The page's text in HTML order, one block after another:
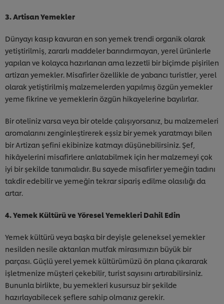
3. Artisan Yemekler
Dünyayı kasıp kavuran en son yemek trendi organik olarak
yetiştirilmiş, zararlı maddeler barındırmayan, yerel ürünlerle
yapılan ve kolayca hazırlanan ama lezzetli bir biçimde pişirilen
artizan yemekler. Misafirler özellikle de yabancı turistler, yerel
olarak yetiştirilmiş malzemelerden yapılmış özgün yemekler
yeme fikrine ve yemeklerin özgün hikayelerine bayılırlar.
Bir oteliniz varsa veya bir otelde çalışıyorsanız, bu malzemeleri
aromalarını zenginleştirerek eşsiz bir yemek yaratmayı bilen
bir Artizan şefini ekibinize katmayı düşünebilirsiniz. Şef,
hikâyelerini misafirlere anlatabilmek için her malzemeyi çok
iyi bir şekilde tanımalıdır. Bu sayede misafirler yemeğin tadını
takdir edebilir ve yemeğin tekrar sipariş edilme olasılığı da
artar.
4. Yemek Kültürü ve Yöresel Yemekleri Dahil Edin
Yemek kültürü veya başka bir deyişle geleneksel yemekler
nesilden nesile aktarılan mutfak mirasımızın büyük bir
parçası. Güçlü yerel yemek kültürümüzü ön plana çıkararak
işletmenize müşteri çekebilir, turist sayısını artırabilirsiniz.
Bununla birlikte, bu yemekleri kusursuz bir şekilde
hazırlayabilecek şeflere sahip olmanız gerekir.